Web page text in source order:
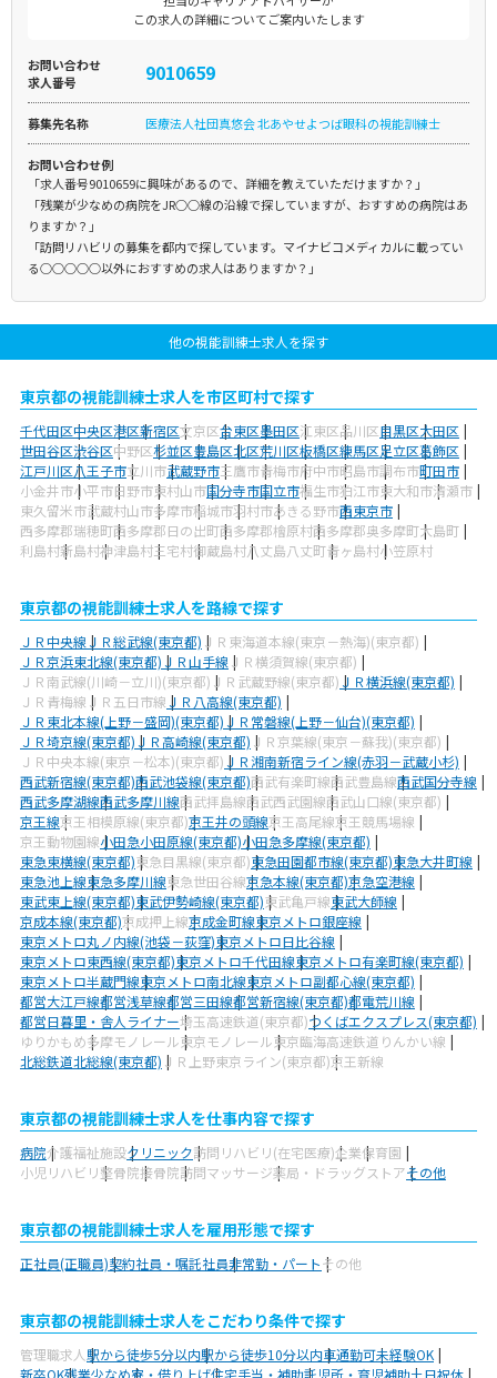
この求人の詳細についてご案内いたします
お問い合わせ
求人番号
9010659
募集先名称 医療法人社団真悠会 北あやせよつば眼科の視能訓練士
お問い合わせ例
「求人番号9010659に興味があるので、詳細を教えていただけますか？」
「残業が少なめの病院をJR○○線の沿線で探していますが、おすすめの病院はあ
りますか？」
「訪問リハビリの募集を都内で探しています。マイナビコメディカルに載ってい
る○○○○○以外におすすめの求人はありますか？」
他の視能訓練士求人を探す
東京都の視能訓練士求人を市区町村で探す
千代田区中央区港区新宿区文京区台東区墨田区江東区品川区目黒区大田区
世田谷区渋谷区中野区杉並区豊島区北区荒川区板橋区練馬区足立区葛飾区
江戸川区八王子市立川市武蔵野市三鷹市青梅市府中市昭島市調布市町田市
小金井市小平市日野市東村山市国分寺市国立市福生市狛江市東大和市清瀬市
東久留米市武蔵村山市多摩市稲城市羽村市あきる野市西東京市
西多摩郡瑞穂町西多摩郡日の出町西多摩郡檜原村西多摩郡奥多摩町大島町
利島村新島村神津島村三宅村御蔵島村八丈島八丈町青ヶ島村小笠原村
東京都の視能訓練士求人を路線で探す
ＪＲ中央線ＪＲ総武線(東京都) ＪＲ東海道本線(東京－熱海)(東京都)
ＪＲ京浜東北線(東京都)ＪＲ山手線 ＪＲ横須賀線(東京都)
ＪＲ南武線(川崎－立川)(東京都) ＪＲ武蔵野線(東京都)ＪＲ横浜線(東京都)
ＪＲ青梅線 ＪＲ五日市線ＪＲ八高線(東京都)
ＪＲ東北本線(上野－盛岡)(東京都)ＪＲ常磐線(上野－仙台)(東京都)
ＪＲ埼京線(東京都)ＪＲ高崎線(東京都) ＪＲ京葉線(東京－蘇我)(東京都)
ＪＲ中央本線(東京－松本)(東京都)ＪＲ湘南新宿ライン線(赤羽－武蔵小杉)
西武新宿線(東京都)西武池袋線(東京都)西武有楽町線西武豊島線西武国分寺線
西武多摩湖線西武多摩川線西武拝島線西武西武園線西武山口線(東京都)
京王線京王相模原線(東京都)京王井の頭線京王高尾線京王競馬場線
京王動物園線小田急小田原線(東京都)小田急多摩線(東京都)
東急東横線(東京都)東急目黒線(東京都)東急田園都市線(東京都)東急大井町線
東急池上線東急多摩川線東急世田谷線京急本線(東京都)京急空港線
東武東上線(東京都)東武伊勢崎線(東京都)東武亀戸線東武大師線
京成本線(東京都)京成押上線京成金町線東京メトロ銀座線
東京メトロ丸ノ内線(池袋－荻窪)東京メトロ日比谷線
東京メトロ東西線(東京都)東京メトロ千代田線東京メトロ有楽町線(東京都)
東京メトロ半蔵門線東京メトロ南北線東京メトロ副都心線(東京都)
都営大江戸線都営浅草線都営三田線都営新宿線(東京都)都電荒川線
都営日暮里・舎人ライナー埼玉高速鉄道(東京都)つくばエクスプレス(東京都)
ゆりかもめ多摩モノレール東京モノレール東京臨海高速鉄道りんかい線
北総鉄道北総線(東京都) ＪＲ上野東京ライン(東京都)京王新線
東京都の視能訓練士求人を仕事内容で探す
病院介護福祉施設クリニック訪問リハビリ(在宅医療)企業保育園
小児リハビリ整骨院接骨院訪問マッサージ薬局・ドラッグストアその他
東京都の視能訓練士求人を雇用形態で探す
正社員(正職員)契約社員・嘱託社員非常勤・パートその他
東京都の視能訓練士求人をこだわり条件で探す
管理職求人駅から徒歩5分以内駅から徒歩10分以内車通勤可未経験OK
新卒OK残業少なめ寮・借り上げ住宅手当・補助託児所・育児補助土日祝休